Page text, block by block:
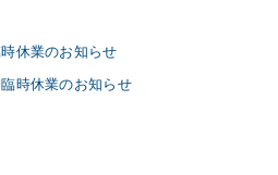
休業のお知らせ
時休業のお知らせ